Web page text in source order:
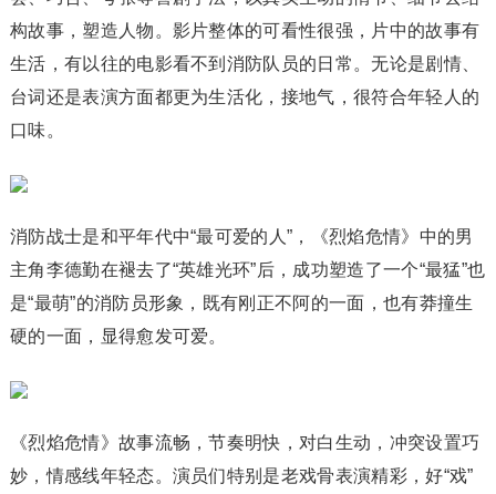
构故事，塑造人物。影片整体的可看性很强，片中的故事有
生活，有以往的电影看不到消防队员的日常。无论是剧情、
台词还是表演方面都更为生活化，接地气，很符合年轻人的
口味。
消防战士是和平年代中“最可爱的人”，《烈焰危情》中的男
主角李德勤在褪去了“英雄光环”后，成功塑造了一个“最猛”也
是“最萌”的消防员形象，既有刚正不阿的一面，也有莽撞生
硬的一面，显得愈发可爱。
《烈焰危情》故事流畅，节奏明快，对白生动，冲突设置巧
妙，情感线年轻态。演员们特别是老戏骨表演精彩，好“戏”